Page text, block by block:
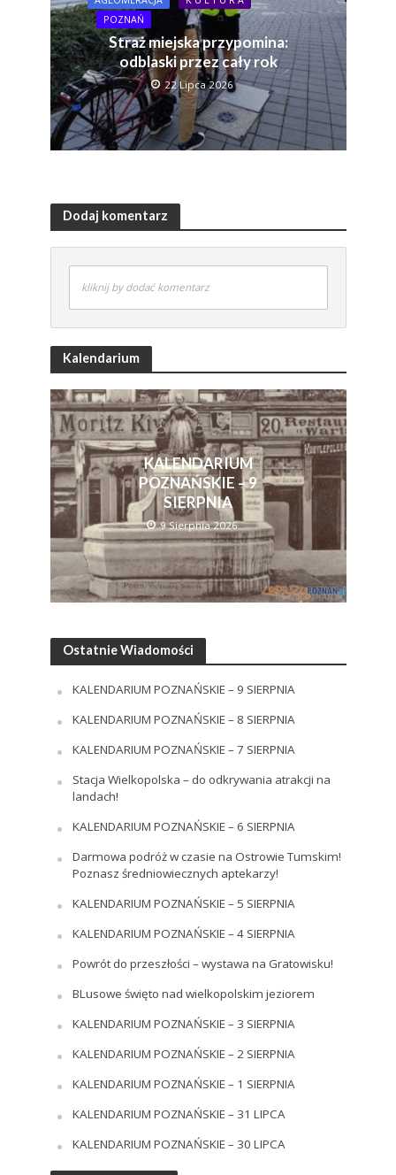
POZNAŃ
Straż miejska przypomina:
odblaski przez cały rok
22 Lipca 2026
Dodaj komentarz
kliknij by dodać komentarz
Kalendarium
KALENDARIUM
POZNAŃSKIE – 9
SIERPNIA
9 Sierpnia 2026
Ostatnie Wiadomości
KALENDARIUM POZNAŃSKIE – 9 SIERPNIA
KALENDARIUM POZNAŃSKIE – 8 SIERPNIA
KALENDARIUM POZNAŃSKIE – 7 SIERPNIA
Stacja Wielkopolska – do odkrywania atrakcji na
landach!
KALENDARIUM POZNAŃSKIE – 6 SIERPNIA
Darmowa podróż w czasie na Ostrowie Tumskim!
Poznasz średniowiecznych aptekarzy!
KALENDARIUM POZNAŃSKIE – 5 SIERPNIA
KALENDARIUM POZNAŃSKIE – 4 SIERPNIA
Powrót do przeszłości – wystawa na Gratowisku!
BLusowe święto nad wielkopolskim jeziorem
KALENDARIUM POZNAŃSKIE – 3 SIERPNIA
KALENDARIUM POZNAŃSKIE – 2 SIERPNIA
KALENDARIUM POZNAŃSKIE – 1 SIERPNIA
KALENDARIUM POZNAŃSKIE – 31 LIPCA
KALENDARIUM POZNAŃSKIE – 30 LIPCA